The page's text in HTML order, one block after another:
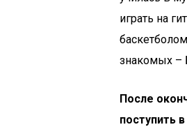
играть на
знакомых –
После
поступить